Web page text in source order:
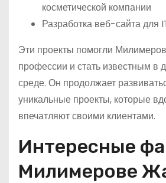
косметической компании
Разработка веб-сайта для
Эти проекты помогли
профессии и стать известным в
среде. Он продолжает
уникальные проекты, которые
впечатляют своими клиентами.
Интересные
Милимерове